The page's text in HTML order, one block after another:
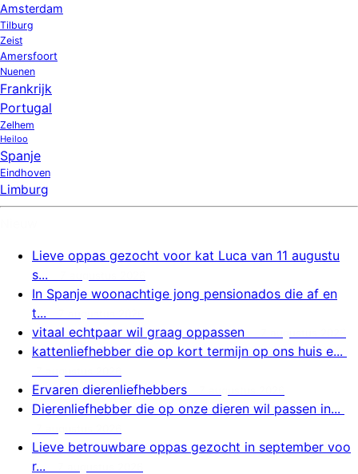
Amsterdam
Tilburg
Zeist
Amersfoort
Nuenen
Frankrijk
Portugal
Zelhem
Heiloo
Spanje
Eindhoven
Limburg
Lieve oppas gezocht voor kat Luca van 11 augustu
s...
In Spanje woonachtige jong pensionados die af en
t...
vitaal echtpaar wil graag oppassen
kattenliefhebber die op kort termijn op ons huis e...
Ervaren dierenliefhebbers
Dierenliefhebber die op onze dieren wil passen in...
Lieve betrouwbare oppas gezocht in september voo
r...